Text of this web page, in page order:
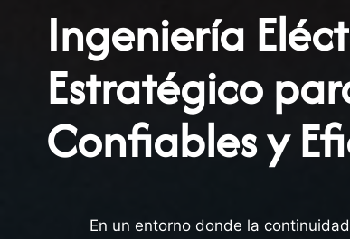
Ingeniería
Estratégico
Confiables y
En un entorno donde la continuidad